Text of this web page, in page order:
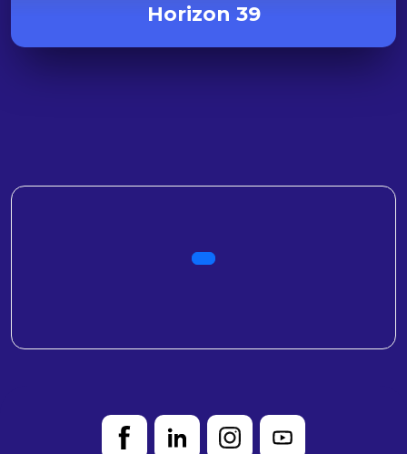
Horizon 39